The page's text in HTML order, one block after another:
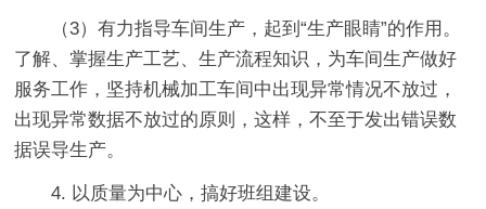
（3）有力指导车间生产，起到“生产眼睛”的作用。
了解、掌握生产工艺、生产流程知识，为车间生产做好
服务工作，坚持机械加工车间中出现异常情况不放过，
出现异常数据不放过的原则，这样，不至于发出错误数
据误导生产。
4. 以质量为中心，搞好班组建设。